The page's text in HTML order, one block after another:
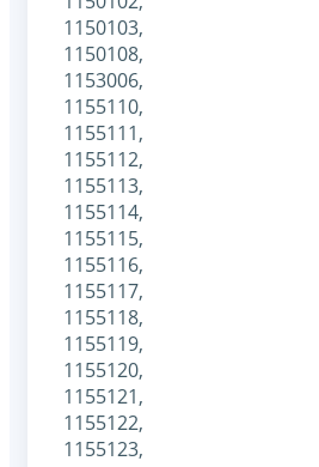
1150103,
1150108,
1153006,
1155110,
1155111,
1155112,
1155113,
1155114,
1155115,
1155116,
1155117,
1155118,
1155119,
1155120,
1155121,
1155122,
1155123,